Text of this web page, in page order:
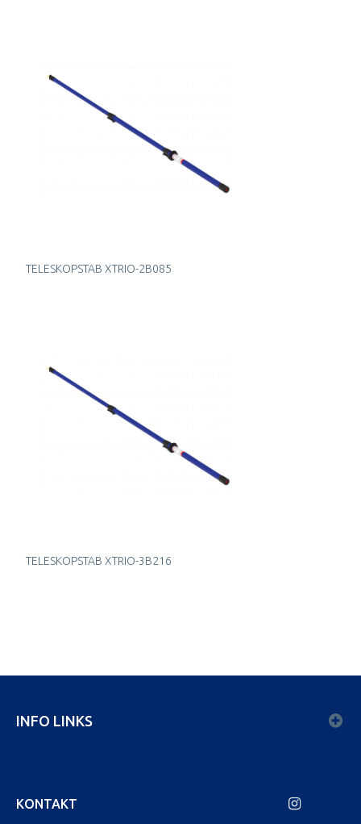
TELESKOPSTAB XTRIO-2B085
TELESKOPSTAB XTRIO-3B216
INFO LINKS
KONTAKT